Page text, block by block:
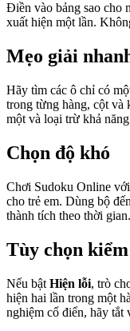
Điền vào bảng sao cho
xuất hiện một lần.
Mẹo giải
Hãy tìm các ô chỉ có
trong từng hàng, cột và
một và loại trừ khả
Chọn độ khó
Chơi Sudoku Online
cho trẻ em. Dùng bộ
thành tích theo thời gian.
Tùy chọn
Nếu bật Hiện lỗi, trò
hiện hai lần trong một
nghiệm cổ điển, hãy tắt